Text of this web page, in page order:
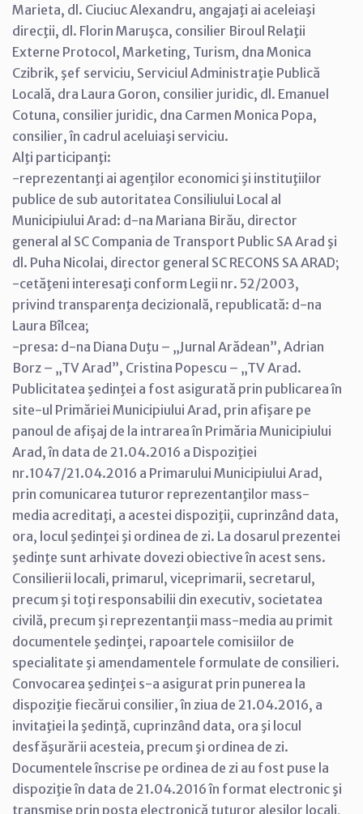
Marieta, dl. Ciuciuc Alexandru, angajaţi ai aceleiaşi
direcţii, dl. Florin Maruşca, consilier Biroul Relaţii
Externe Protocol, Marketing, Turism, dna Monica
Czibrik, şef serviciu, Serviciul Administraţie Publică
Locală, dra Laura Goron, consilier juridic, dl. Emanuel
Cotuna, consilier juridic, dna Carmen Monica Popa,
consilier, în cadrul aceluiaşi serviciu.
Alţi participanţi:
-reprezentanţi ai agenţilor economici şi instituţiilor
publice de sub autoritatea Consiliului Local al
Municipiului Arad: d-na Mariana Birău, director
general al SC Compania de Transport Public SA Arad şi
dl. Puha Nicolai, director general SC RECONS SA ARAD;
-cetăţeni interesaţi conform Legii nr. 52/2003,
privind transparenţa decizională, republicată: d-na
Laura Bîlcea;
-presa: d-na Diana Duţu – „Jurnal Arădean”, Adrian
Borz – „TV Arad”, Cristina Popescu – „TV Arad.
Publicitatea şedinţei a fost asigurată prin publicarea în
site-ul Primăriei Municipiului Arad, prin afişare pe
panoul de afişaj de la intrarea în Primăria Municipiului
Arad, în data de 21.04.2016 a Dispoziţiei
nr.1047/21.04.2016 a Primarului Municipiului Arad,
prin comunicarea tuturor reprezentanţilor mass-
media acreditaţi, a acestei dispoziţii, cuprinzând data,
ora, locul şedinţei şi ordinea de zi. La dosarul prezentei
şedinţe sunt arhivate dovezi obiective în acest sens.
Consilierii locali, primarul, viceprimarii, secretarul,
precum şi toţi responsabilii din executiv, societatea
civilă, precum şi reprezentanţii mass-media au primit
documentele şedinţei, rapoartele comisiilor de
specialitate şi amendamentele formulate de consilieri.
Convocarea şedinţei s-a asigurat prin punerea la
dispoziţie fiecărui consilier, în ziua de 21.04.2016, a
invitaţiei la şedinţă, cuprinzând data, ora şi locul
desfăşurării acesteia, precum şi ordinea de zi.
Documentele înscrise pe ordinea de zi au fost puse la
dispoziţie în data de 21.04.2016 în format electronic şi
transmise prin poşta electronică tuturor aleşilor locali,